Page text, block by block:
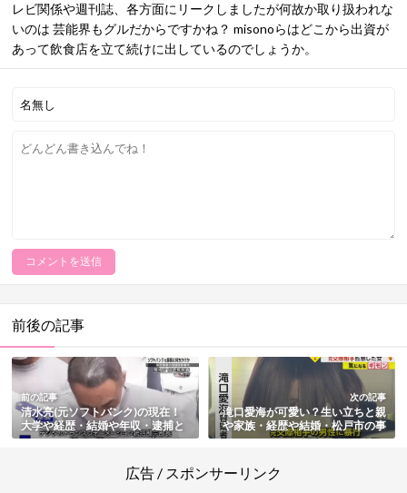
レビ関係や週刊誌、各方面にリークしましたが何故か取り扱われな
いのは 芸能界もグルだからですかね？ misonoらはどこから出資が
あって飲食店を立て続けに出しているのでしょうか。
前後の記事
前の記事
清水亮(元ソフトバンク)の現在！
大学や経歴・結婚や年収・逮捕と
その後まとめ【天才プログラマー
次の記事
滝口愛海が可愛い？生い立ちと親
や家族・経歴や結婚・松戸市の事
件とその後まとめ
広告 / スポンサーリンク